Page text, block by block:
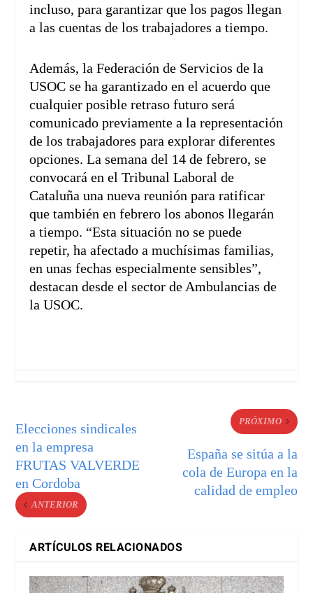
incluso, para garantizar que los pagos llegan
a las cuentas de los trabajadores a tiempo.
Además, la Federación de Servicios de la
USOC se ha garantizado en el acuerdo que
cualquier posible retraso futuro será
comunicado previamente a la representación
de los trabajadores para explorar diferentes
opciones. La semana del 14 de febrero, se
convocará en el Tribunal Laboral de
Cataluña una nueva reunión para ratificar
que también en febrero los abonos llegarán
a tiempo. “Esta situación no se puede
repetir, ha afectado a muchísimas familias,
en unas fechas especialmente sensibles”,
destacan desde el sector de Ambulancias de
la USOC.
Elecciones sindicales
en la empresa
FRUTAS VALVERDE
en Cordoba
ANTERIOR
PRÓXIMO
España se sitúa a la
cola de Europa en la
calidad de empleo
ARTÍCULOS RELACIONADOS